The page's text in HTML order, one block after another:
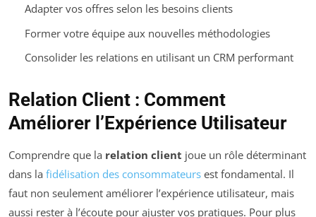
Adapter vos offres selon les besoins clients
Former votre équipe aux nouvelles méthodologies
Consolider les relations en utilisant un CRM performant
Relation Client : Comment
Améliorer l’Expérience Utilisateur
Comprendre que la relation client joue un rôle déterminant
dans la fidélisation des consommateurs est fondamental. Il
faut non seulement améliorer l’expérience utilisateur, mais
aussi rester à l’écoute pour ajuster vos pratiques. Pour plus